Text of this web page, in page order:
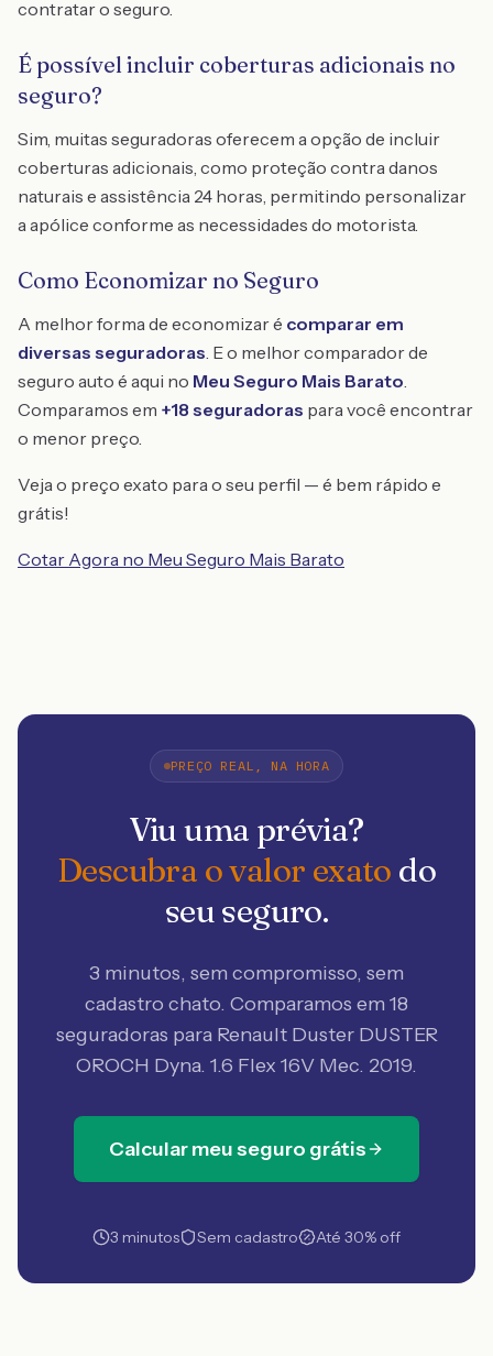
contratar o seguro.
É possível incluir coberturas adicionais no
seguro?
Sim, muitas seguradoras oferecem a opção de incluir
coberturas adicionais, como proteção contra danos
naturais e assistência 24 horas, permitindo personalizar
a apólice conforme as necessidades do motorista.
Como Economizar no Seguro
A melhor forma de economizar é comparar em
diversas seguradoras. E o melhor comparador de
seguro auto é aqui no Meu Seguro Mais Barato.
Comparamos em +18 seguradoras para você encontrar
o menor preço.
Veja o preço exato para o seu perfil — é bem rápido e
grátis!
Cotar Agora no Meu Seguro Mais Barato
PREÇO REAL, NA HORA
Viu uma prévia?
Descubra o valor exato do
seu seguro.
3 minutos, sem compromisso, sem
cadastro chato. Comparamos em 18
seguradoras para Renault Duster DUSTER
OROCH Dyna. 1.6 Flex 16V Mec. 2019.
Calcular meu seguro grátis
3 minutos Sem cadastro Até 30% off